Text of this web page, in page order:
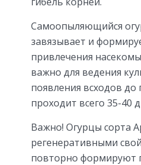
Самоопыляющийся
завязывает и
привлечения
важно для ведения
появления всходов
проходит всего 35-40
Важно! Огурцы сорта
регенеративными
повторно формируют